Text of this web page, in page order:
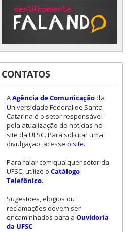
CONTATOS
AAgência de Comunicaçãoda
Universidade Federal de Santa
Catarina é o setor responsável
pela atualização de notícias no
site da UFSC. Para solicitar uma
divulgação, acesse o site.
Para falar com qualquer setor da
UFSC, utilize o Catálogo
Telefônico.
Sugestões, elogios ou
reclamações devem ser
encaminhados para a Ouvidoria
da UFSC.